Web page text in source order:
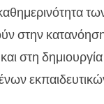
στην
στη δημιουργία